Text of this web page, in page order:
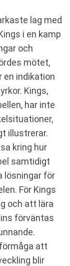
lag med
i en kamp
och
mötet,
en indikation
Kings,
har inte
illustrerar.
kring hur
samtidigt
lösningar för
För Kings
och att lära
förväntas
att
blir